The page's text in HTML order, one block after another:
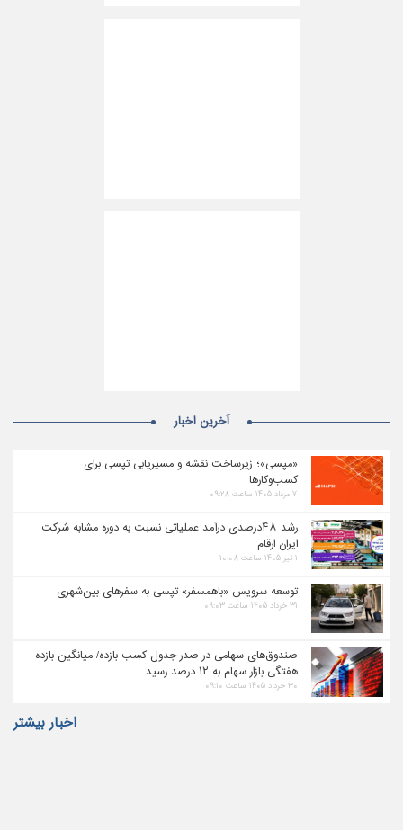
آخرین اخبار
«مپسی»؛ زیرساخت نقشه و مسیریابی تپسی برای
کسب‌وکارها
۷ مرداد ۱۴۰۵ ساعت ۰۹:۲۸
رشد ۴۸درصدی درآمد عملیاتی نسبت به دوره مشابه شرکت
ایران ارقام
۱ تیر ۱۴۰۵ ساعت ۱۰:۰۸
توسعه سرویس «باهمسفر» تپسی به سفرهای بین‌شهری
۳۱ خرداد ۱۴۰۵ ساعت ۰۹:۰۳
صندوق‌های سهامی در صدر جدول کسب بازده/ میانگین بازده
هفتگی بازار سهام به ۱۲ درصد رسید
۳۰ خرداد ۱۴۰۵ ساعت ۰۹:۱۰
اخبار بیشتر